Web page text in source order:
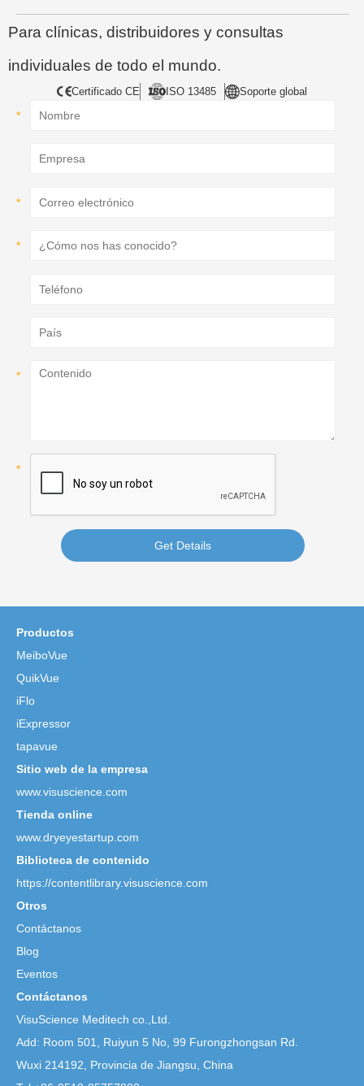
Para clínicas, distribuidores y consultas
individuales de todo el mundo.
Certificado CE ISO 13485 Soporte global
Get Details
Productos
MeiboVue
QuikVue
iFlo
iExpressor
tapavue
Sitio web de la empresa
www.visuscience.com
Tienda online
www.dryeyestartup.com
Biblioteca de contenido
https://contentlibrary.visuscience.com
Otros
Contáctanos
Blog
Eventos
Contáctanos
VisuScience Meditech co.,Ltd.
Add: Room 501, Ruiyun 5 No, 99 Furongzhongsan Rd.
Wuxi 214192, Provincia de Jiangsu, China